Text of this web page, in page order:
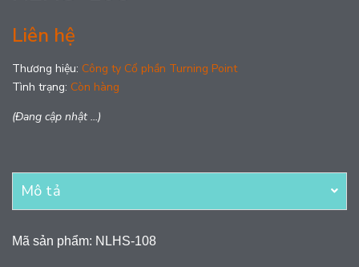
Liên hệ
Thương hiệu: Công ty Cổ phần Turning Point
Tình trạng: Còn hàng
(Đang cập nhật ...)
Mô tả
Mã sản phẩm: NLHS-108